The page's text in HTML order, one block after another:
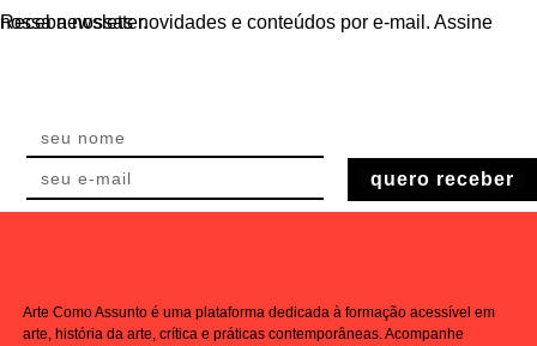
Receba nossas novidades e conteúdos por e-mail. Assine nossa newsletter.
quero receber
Arte Como Assunto é uma plataforma dedicada à formação acessível em
arte, história da arte, crítica e práticas contemporâneas. Acompanhe